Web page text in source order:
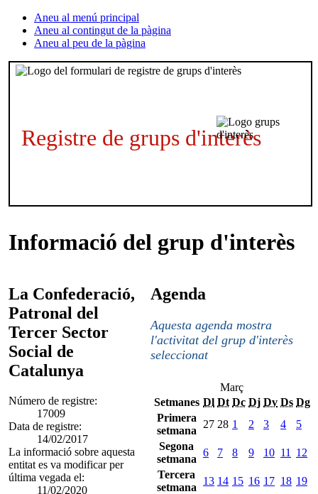
Aneu al menú principal
Aneu al contingut de la pàgina
Aneu al peu de la pàgina
Registre de grups d'interès
Informació del grup d'interès
La Confederació,
Patronal del
Tercer Sector
Social de
Catalunya
Número de registre:
17009
Data de registre:
14/02/2017
La informació sobre aquesta
entitat es va modificar per
última vegada el:
11/02/2020
Agenda
Aquesta agenda mostra
l'activitat del grup d'interès
seleccionat
Març
Setmanes Dl Dt Dc Dj Dv Ds Dg
Primera
setmana
27 28 1 2 3 4
5
Segona
setmana
6 7 8 9 10 11
12
Tercera
setmana
13 14 15 16 17 18 19